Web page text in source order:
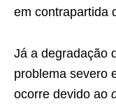
em contrapartida
Já a degradação
problema severo
ocorre devido ao